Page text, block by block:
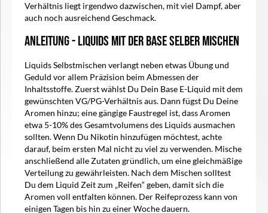
Verhältnis liegt irgendwo dazwischen, mit viel Dampf, aber
auch noch ausreichend Geschmack.
Anleitung - Liquids mit der Base selber mischen
Liquids Selbstmischen verlangt neben etwas Übung und
Geduld vor allem Präzision beim Abmessen der
Inhaltsstoffe. Zuerst wählst Du Dein Base E-Liquid mit dem
gewünschten VG/PG-Verhältnis aus. Dann fügst Du Deine
Aromen hinzu; eine gängige Faustregel ist, dass Aromen
etwa 5-10% des Gesamtvolumens des Liquids ausmachen
sollten. Wenn Du Nikotin hinzufügen möchtest, achte
darauf, beim ersten Mal nicht zu viel zu verwenden. Mische
anschließend alle Zutaten gründlich, um eine gleichmäßige
Verteilung zu gewährleisten. Nach dem Mischen solltest
Du dem Liquid Zeit zum „Reifen“ geben, damit sich die
Aromen voll entfalten können. Der Reifeprozess kann von
einigen Tagen bis hin zu einer Woche dauern.